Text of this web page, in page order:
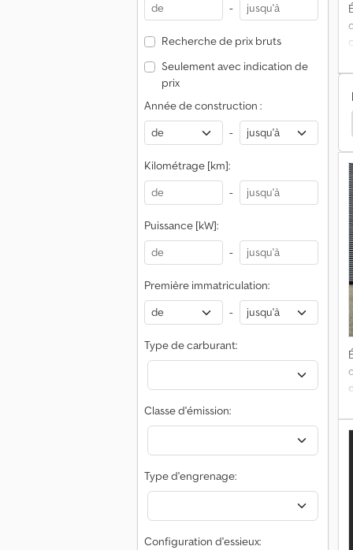
-
Recherche de prix bruts
Seulement avec indication de
prix
Année de construction :
-
Kilométrage [km]:
-
Puissance [kW]:
-
Première immatriculation:
-
Type de carburant:
Classe d'émission:
Type d'engrenage:
Configuration d'essieux:
Daf Lf Fourgon Daf Lf Tracteurs Routiers